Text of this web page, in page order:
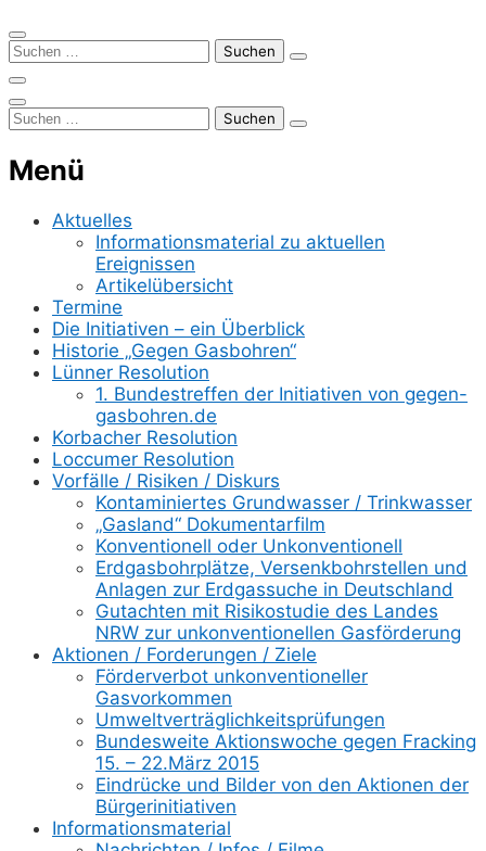
Suchen
Suchen
Menü
Aktuelles
Informationsmaterial zu aktuellen
Ereignissen
Artikelübersicht
Termine
Die Initiativen – ein Überblick
Historie „Gegen Gasbohren“
Lünner Resolution
1. Bundestreffen der Initiativen von gegen-
gasbohren.de
Korbacher Resolution
Loccumer Resolution
Vorfälle / Risiken / Diskurs
Kontaminiertes Grundwasser / Trinkwasser
„Gasland“ Dokumentarfilm
Konventionell oder Unkonventionell
Erdgasbohrplätze, Versenkbohrstellen und
Anlagen zur Erdgassuche in Deutschland
Gutachten mit Risikostudie des Landes
NRW zur unkonventionellen Gasförderung
Aktionen / Forderungen / Ziele
Förderverbot unkonventioneller
Gasvorkommen
Umweltverträglichkeitsprüfungen
Bundesweite Aktionswoche gegen Fracking
15. – 22.März 2015
Eindrücke und Bilder von den Aktionen der
Bürgerinitiativen
Informationsmaterial